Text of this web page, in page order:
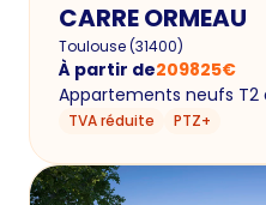
CARRE ORMEAU
Toulouse(31400)
À partir de209825€
Appartements neufs T2
TVA réduite PTZ+